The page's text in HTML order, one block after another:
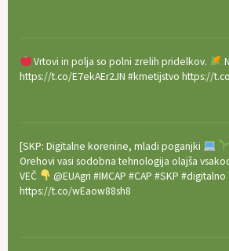
Vrtovi in polja so polni zrelih pridelkov.
https://t.co/E7ekAEr2JN #kmetijstvo https://
[SKP: Digitalne korenine, mladi poganjki
Orehovi vasi sodobna tehnologija olajša
VEČ
@EUAgri #IMCAP #CAP #SKP #digitalno
https://t.co/wEaow88sh8